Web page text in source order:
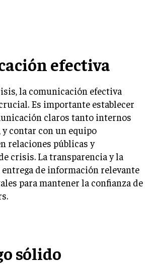
GLOBAL
Y MEDIO AMBIENTE
LA INNOVACIÓN TECNOLÓGICA
DIGITAL
Y BUSINESS
FAMILIARES Y SUCESIÓN
efectiva
la comunicación efectiva
Es importante establecer
claros tanto internos
contar con un equipo
relaciones públicas y
crisis. La transparencia y la
de información relevante
para mantener la confianza de
sólido